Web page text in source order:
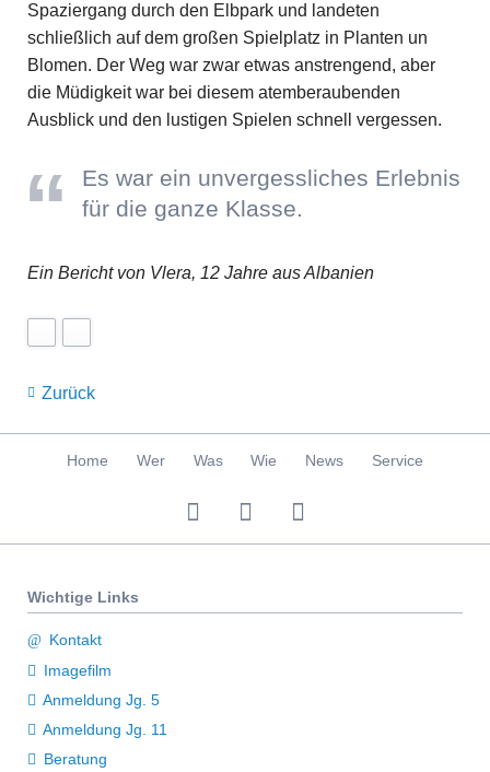
Spaziergang durch den Elbpark und landeten
schließlich auf dem großen Spielplatz in Planten un
Blomen. Der Weg war zwar etwas anstrengend, aber
die Müdigkeit war bei diesem atemberaubenden
Ausblick und den lustigen Spielen schnell vergessen.
Es war ein unvergessliches Erlebnis
für die ganze Klasse.
Ein Bericht von Vlera, 12 Jahre aus Albanien
Zurück
Navigation
Home Wer Was Wie News Service
Wichtige Links
Kontakt
Imagefilm
Anmeldung Jg. 5
Anmeldung Jg. 11
Beratung